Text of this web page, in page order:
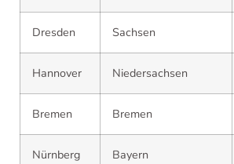
Dresden Sachsen
Hannover Niedersachsen
Bremen Bremen
Nürnberg Bayern